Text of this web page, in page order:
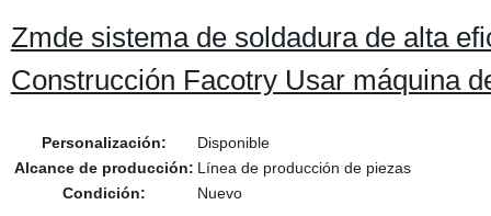
Zmde sistema de soldadura de alta
Construcción Facotry Usar máquina
Personalización:
Disponible
Alcance de producción: Línea de producción de piezas
Condición:
Nuevo